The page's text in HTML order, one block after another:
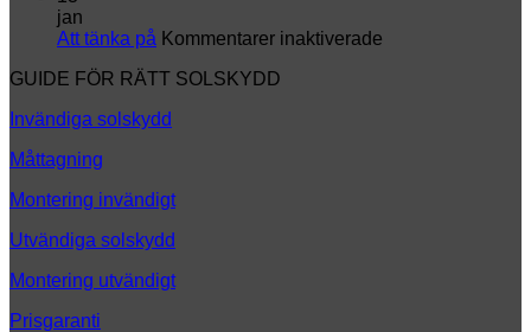
ny
jan
Att tänka på Kommentarer inaktiverade
GUIDE FÖR RÄTT SOLSKYDD
Invändiga solskydd
Måttagning
Montering invändigt
Utvändiga solskydd
Montering utvändigt
Prisgaranti